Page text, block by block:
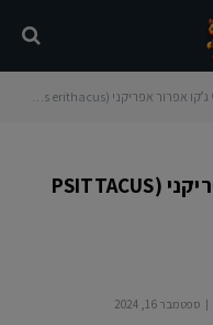
תוכי גʼקו אפרור אפריקני (PSITTACUS
ספטמבר 16, 2024